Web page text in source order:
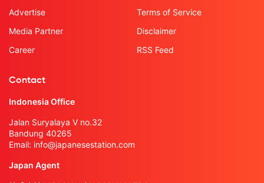
Advertise
Media Partner
Career
Terms of Service
Disclaimer
RSS Feed
Contact
Indonesia Office
Jalan Suryalaya V no.32
Bandung 40265
Email: info@japanesestation.com
Japan Agent